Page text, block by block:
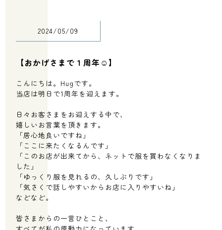
2024/05/09
【おかげさまで１周年☺️】
こんにちは。Hugです。
当店は明日で1周年を迎えます。
日々お客さまをお迎えする中で、
嬉しいお言葉を頂きます。
「居心地良いですね」
「ここに来たくなるんです」
「このお店が出来てから、ネットで服を買わなくなりま
した」
「ゆっくり服を見れるの、久しぶりです」
「気さくで話しやすいからお店に入りやすいね」
などなど。
皆さまからの一言ひとこと、
岩手県大船渡市盛町字内ノ目4-1 槌屋ビルC
営業時間
月水金：10:00～16:30
火木土：10:00～17:00
定休日：日曜 ※平日不定休